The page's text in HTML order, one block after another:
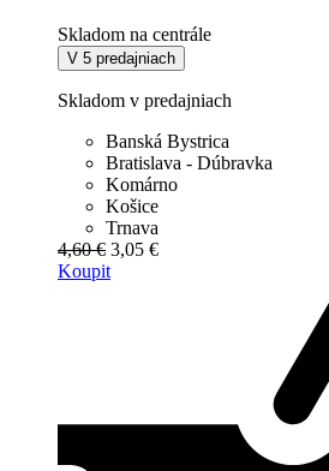
Skladom na centrále
V 5 predajniach
Skladom v predajniach
Banská Bystrica
Bratislava - Dúbravka
Komárno
Košice
Trnava
4,60 € 3,05 €
Koupit